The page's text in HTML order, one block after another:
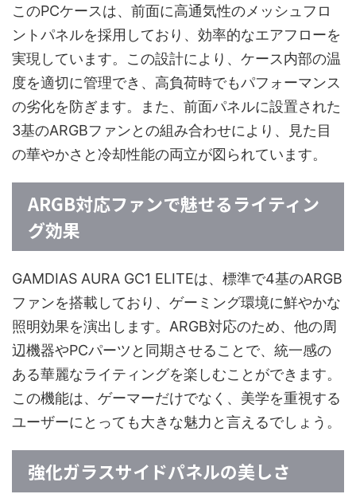
このPCケースは、前面に高通気性のメッシュフロ
ントパネルを採用しており、効率的なエアフローを
実現しています。この設計により、ケース内部の温
度を適切に管理でき、高負荷時でもパフォーマンス
の劣化を防ぎます。また、前面パネルに設置された
3基のARGBファンとの組み合わせにより、見た目
の華やかさと冷却性能の両立が図られています。
ARGB対応ファンで魅せるライティン
グ効果
GAMDIAS AURA GC1 ELITEは、標準で4基のARGB
ファンを搭載しており、ゲーミング環境に鮮やかな
照明効果を演出します。ARGB対応のため、他の周
辺機器やPCパーツと同期させることで、統一感の
ある華麗なライティングを楽しむことができます。
この機能は、ゲーマーだけでなく、美学を重視する
ユーザーにとっても大きな魅力と言えるでしょう。
強化ガラスサイドパネルの美しさ